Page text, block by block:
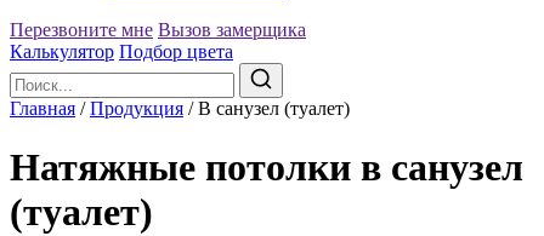
Перезвоните мне Вызов замерщика
Калькулятор Подбор цвета
Главная /Продукция /В санузел (туалет)
Натяжные потолки в санузел
(туалет)